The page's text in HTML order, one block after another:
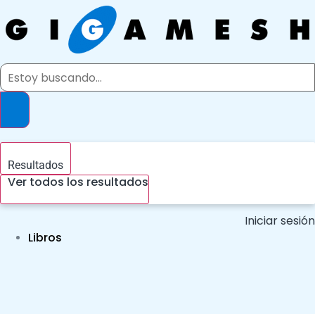
al
contenido
Search
Resultados
Ver todos los resultados
Iniciar sesión
Libros